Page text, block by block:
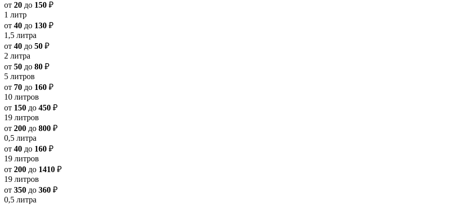
от 20 до 150 ₽
1 литр
от 40 до 130 ₽
1,5 литра
от 40 до 50 ₽
2 литра
от 50 до 80 ₽
5 литров
от 70 до 160 ₽
10 литров
от 150 до 450 ₽
19 литров
от 200 до 800 ₽
0,5 литра
от 40 до 160 ₽
19 литров
от 200 до 1410 ₽
19 литров
от 350 до 360 ₽
0,5 литра